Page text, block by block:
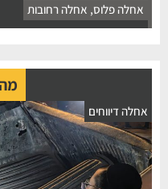
אחלה פלוס ,אחלה רחובות
מה
דיווחים